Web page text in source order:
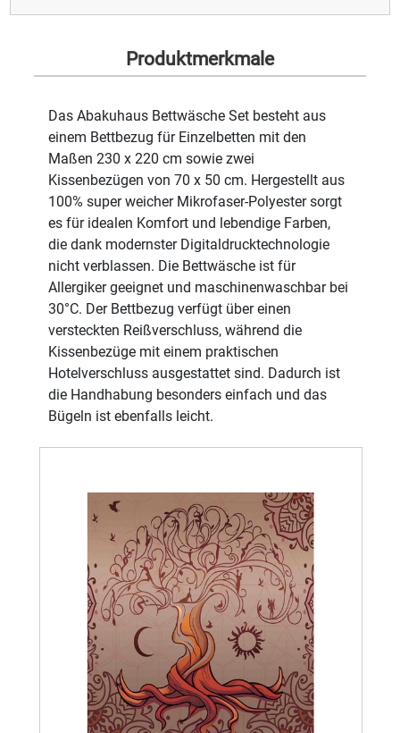
Produktmerkmale
Das Abakuhaus Bettwäsche Set besteht aus
einem Bettbezug für Einzelbetten mit den
Maßen 230 x 220 cm sowie zwei
Kissenbezügen von 70 x 50 cm. Hergestellt aus
100% super weicher Mikrofaser-Polyester sorgt
es für idealen Komfort und lebendige Farben,
die dank modernster Digitaldrucktechnologie
nicht verblassen. Die Bettwäsche ist für
Allergiker geeignet und maschinenwaschbar bei
30°C. Der Bettbezug verfügt über einen
versteckten Reißverschluss, während die
Kissenbezüge mit einem praktischen
Hotelverschluss ausgestattet sind. Dadurch ist
die Handhabung besonders einfach und das
Bügeln ist ebenfalls leicht.